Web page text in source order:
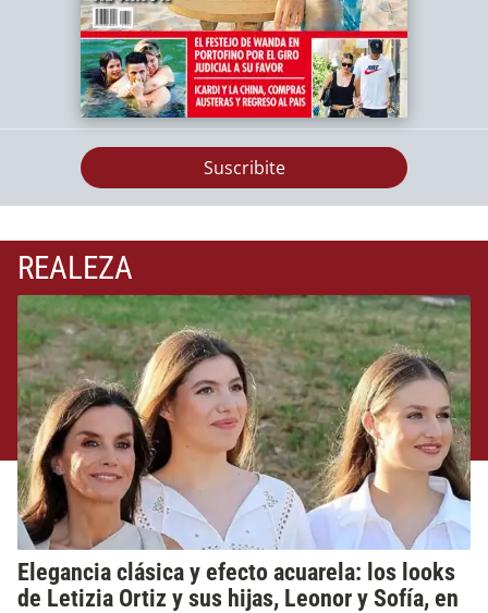
Suscribite
REALEZA
Elegancia clásica y efecto acuarela: los looks
de Letizia Ortiz y sus hijas, Leonor y Sofía, en